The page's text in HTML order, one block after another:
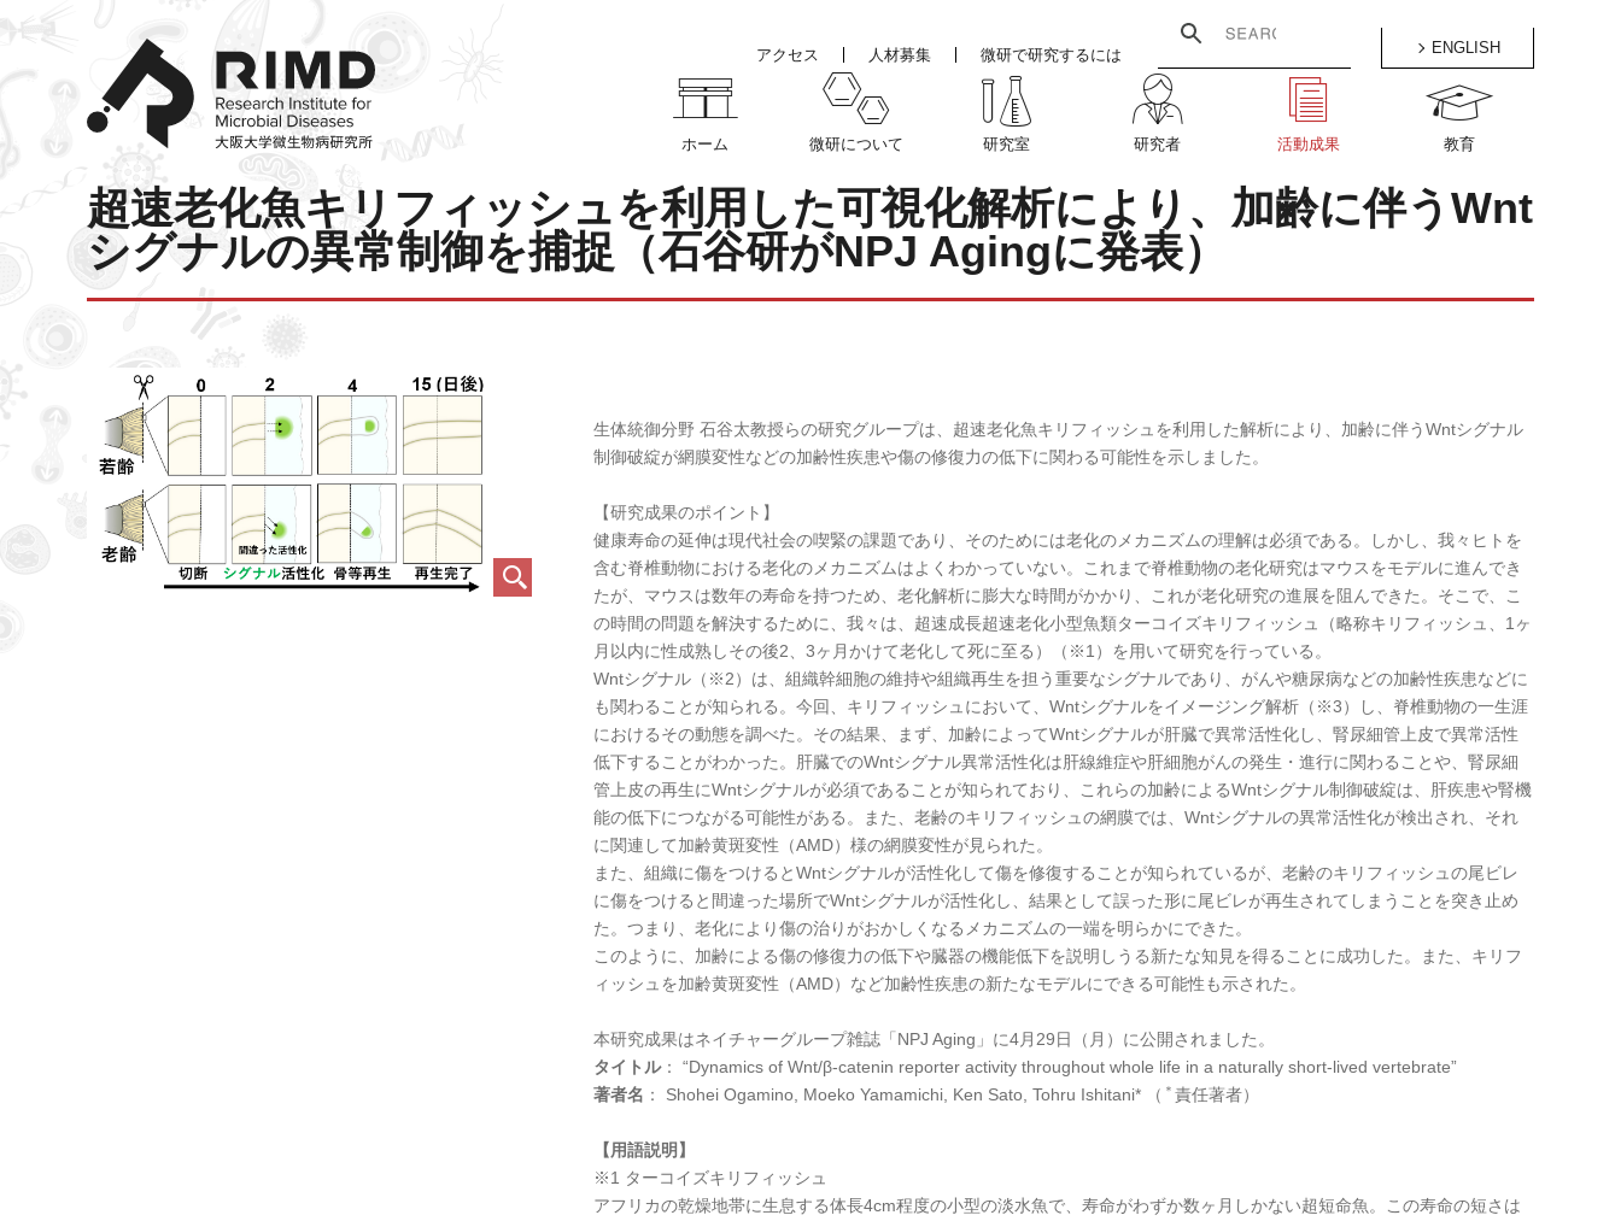
ホーム 微研について 研究室 研究者 活動成果 教育
アクセス 人材募集 微研で研究するには ENGLISH
超速老化魚キリフィッシュを利用した可視化解析により、加齢に伴うWnt
シグナルの異常制御を捕捉（石谷研がNPJ Agingに発表）
生体統御分野 石谷太教授らの研究グループは、超速老化魚キリフィッシュを利用した解析により、加齢に伴うWntシグナル
制御破綻が網膜変性などの加齢性疾患や傷の修復力の低下に関わる可能性を示しました。
【研究成果のポイント】
健康寿命の延伸は現代社会の喫緊の課題であり、そのためには老化のメカニズムの理解は必須である。しかし、我々ヒトを
含む脊椎動物における老化のメカニズムはよくわかっていない。これまで脊椎動物の老化研究はマウスをモデルに進んでき
たが、マウスは数年の寿命を持つため、老化解析に膨大な時間がかかり、これが老化研究の進展を阻んできた。そこで、こ
の時間の問題を解決するために、我々は、超速成長超速老化小型魚類ターコイズキリフィッシュ（略称キリフィッシュ、1ヶ
月以内に性成熟しその後2、3ヶ月かけて老化して死に至る）（※1）を用いて研究を行っている。
Wntシグナル（※2）は、組織幹細胞の維持や組織再生を担う重要なシグナルであり、がんや糖尿病などの加齢性疾患などに
も関わることが知られる。今回、キリフィッシュにおいて、Wntシグナルをイメージング解析（※3）し、脊椎動物の一生涯
におけるその動態を調べた。その結果、まず、加齢によってWntシグナルが肝臓で異常活性化し、腎尿細管上皮で異常活性
低下することがわかった。肝臓でのWntシグナル異常活性化は肝線維症や肝細胞がんの発生・進行に関わることや、腎尿細
管上皮の再生にWntシグナルが必須であることが知られており、これらの加齢によるWntシグナル制御破綻は、肝疾患や腎機
能の低下につながる可能性がある。また、老齢のキリフィッシュの網膜では、Wntシグナルの異常活性化が検出され、それ
に関連して加齢黄斑変性（AMD）様の網膜変性が見られた。
また、組織に傷をつけるとWntシグナルが活性化して傷を修復することが知られているが、老齢のキリフィッシュの尾ビレ
に傷をつけると間違った場所でWntシグナルが活性化し、結果として誤った形に尾ビレが再生されてしまうことを突き止め
た。つまり、老化により傷の治りがおかしくなるメカニズムの一端を明らかにできた。
このように、加齢による傷の修復力の低下や臓器の機能低下を説明しうる新たな知見を得ることに成功した。また、キリフ
ィッシュを加齢黄斑変性（AMD）など加齢性疾患の新たなモデルにできる可能性も示された。
本研究成果はネイチャーグループ雑誌「NPJ Aging」に4月29日（月）に公開されました。
タイトル： “Dynamics of Wnt/β-catenin reporter activity throughout whole life in a naturally short-lived vertebrate”
著者名 ： Shohei Ogamino, Moeko Yamamichi, Ken Sato, Tohru Ishitani* （ ＊ 責任著者）
【用語説明】
※1 ターコイズキリフィッシュ
アフリカの乾燥地帯に生息する体長4cm程度の小型の淡水魚で、寿命がわずか数ヶ月しかない超短命魚。この寿命の短さは